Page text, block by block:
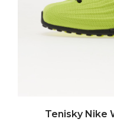
Tenisky Nike